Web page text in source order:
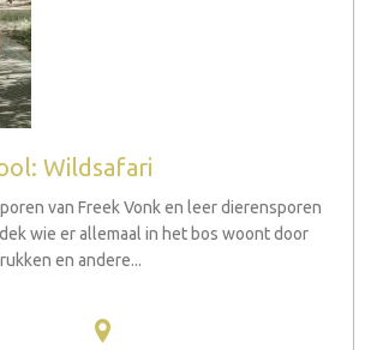
Wildsafari
van Freek Vonk en leer dierensporen
wie er allemaal in het bos woont door
en andere...